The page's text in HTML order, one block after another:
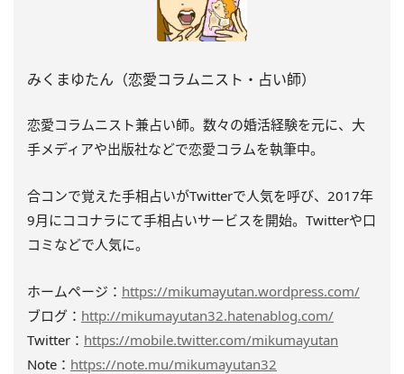
みくまゆたん（恋愛コラムニスト・占い師）
恋愛コラムニスト兼占い師。数々の婚活経験を元に、大
手メディアや出版社などで恋愛コラムを執筆中。
合コンで覚えた手相占いがTwitterで人気を呼び、2017年
9月にココナラにて手相占いサービスを開始。Twitterや口
コミなどで人気に。
ホームページ： https://mikumayutan.wordpress.com/
ブログ： http://mikumayutan32.hatenablog.com/
Twitter： https://mobile.twitter.com/mikumayutan
Note： https://note.mu/mikumayutan32